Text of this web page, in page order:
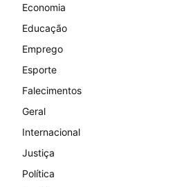
Economia
Educação
Emprego
Esporte
Falecimentos
Geral
Internacional
Justiça
Política